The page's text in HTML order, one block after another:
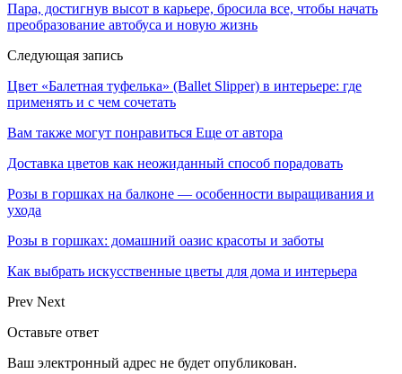
Пара, достигнув высот в карьере, бросила все, чтобы начать
преобразование автобуса и новую жизнь
Следующая запись
Цвет «Балетная туфелька» (Ballet Slipper) в интерьере: где
применять и с чем сочетать
Вам также могут понравиться Еще от автора
Доставка цветов как неожиданный способ порадовать
Розы в горшках на балконе — особенности выращивания и
ухода
Розы в горшках: домашний оазис красоты и заботы
Как выбрать искусственные цветы для дома и интерьера
Prev Next
Оставьте ответ
Ваш электронный адрес не будет опубликован.